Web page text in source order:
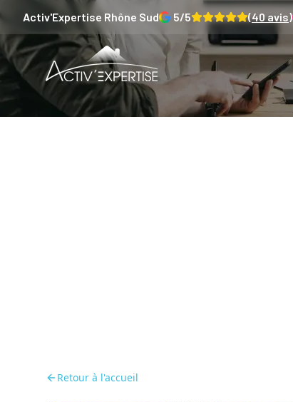
Activ'Expertise Rhône Sud 5/5 (40avis)
Retour à l'accueil